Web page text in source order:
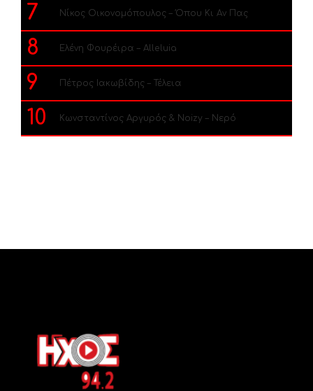
7 Νίκος Οικονομόπουλος – Όπου Κι Αν Πας
8 Ελένη Φουρέιρα – Alleluia
9 Πέτρος Ιακωβίδης – Τέλεια
10 Κωνσταντίνος Αργυρός & Noizy – Νερό